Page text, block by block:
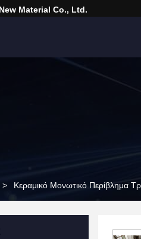
Material Co., Ltd.
> Κεραμικό Μονωτικό Περίβλημα